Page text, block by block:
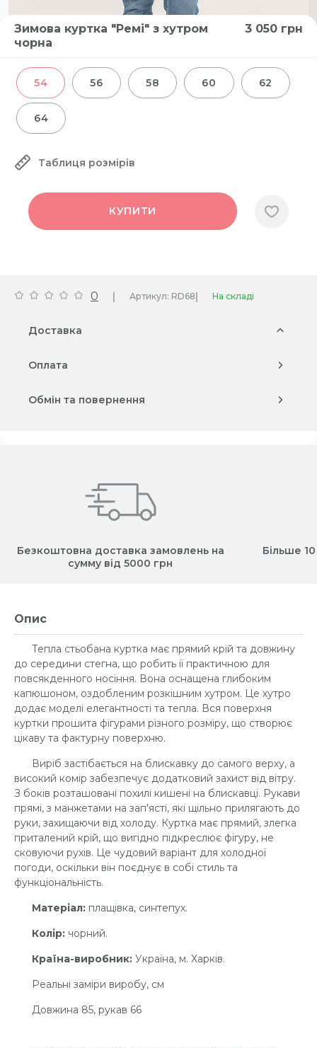
Зимова куртка "Ремі" з хутром
чорна
3 050 грн
54 56 58 60 62
64
Таблиця розмірів
КУПИТИ
0 | Артикул: RD68| На складі
Доставка
Оплата
Обмін та повернення
Безкоштовна доставка замовлень на
сумму від 5000 грн
Більше
Опис
Тепла стьобана куртка має прямий крій та довжину
до середини стегна, що робить її практичною для
повсякденного носіння. Вона оснащена глибоким
капюшоном, оздобленим розкішним хутром. Це хутро
додає моделі елегантності та тепла. Вся поверхня
куртки прошита фігурами різного розміру, що створює
цікаву та фактурну поверхню.
Виріб застібається на блискавку до самого верху, а
високий комір забезпечує додатковий захист від вітру.
З боків розташовані похилі кишені на блискавці. Рукави
прямі, з манжетами на зап'ясті, які щільно прилягають до
руки, захищаючи від холоду. Куртка має прямий, злегка
приталений крій, що вигідно підкреслює фігуру, не
сковуючи рухів. Це чудовий варіант для холодної
погоди, оскільки він поєднує в собі стиль та
функціональність.
Матеріал: плащівка, синтепух.
Колір: чорний.
Країна-виробник: Україна, м. Харків.
Реальні заміри виробу, см
Довжина 85, рукав 66